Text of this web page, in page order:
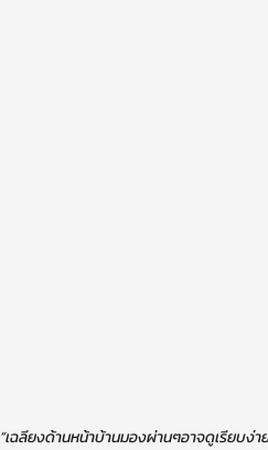
“เฉลียงด้านหน้าบ้านมองผ่านๆอาจดูเรียบง่